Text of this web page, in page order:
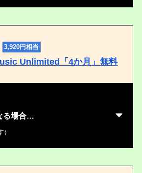
3,920円相当
Unlimited「4か月」無料
る場合…